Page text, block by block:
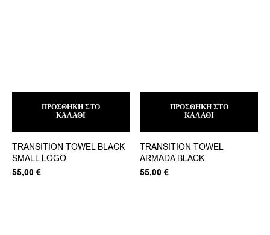
ΠΡΟΣΘΉΚΗ ΣΤΟ
ΚΑΛΆΘΙ
TRANSITION TOWEL BLACK
SMALL LOGO
55,00 €
ΠΡΟΣΘΉΚΗ ΣΤΟ
ΚΑΛΆΘΙ
TRANSITION TOWEL
ARMADA BLACK
55,00€